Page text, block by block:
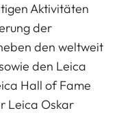
Aktivitäten
der
den weltweit
den Leica
Hall of Fame
Leica Oskar